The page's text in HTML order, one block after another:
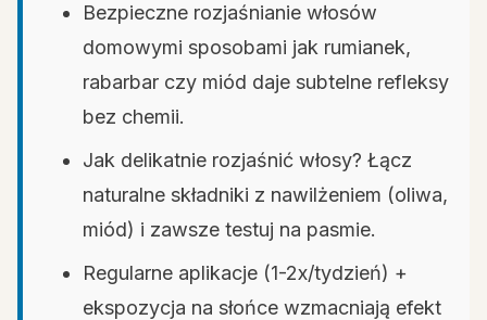
Bezpieczne rozjaśnianie włosów
domowymi sposobami jak rumianek,
rabarbar czy miód daje subtelne refleksy
bez chemii.
Jak delikatnie rozjaśnić włosy? Łącz
naturalne składniki z nawilżeniem (oliwa,
miód) i zawsze testuj na pasmie.
Regularne aplikacje (1-2x/tydzień) +
ekspozycja na słońce wzmacniają efekt